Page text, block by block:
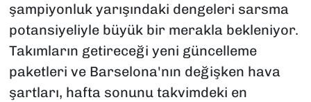
şampiyonluk yarışındaki dengeleri sarsma
potansiyeliyle büyük bir merakla bekleniyor.
Takımların getireceği yeni güncelleme
paketleri ve Barselona'nın değişken hava
şartları, hafta sonunu takvimdeki en